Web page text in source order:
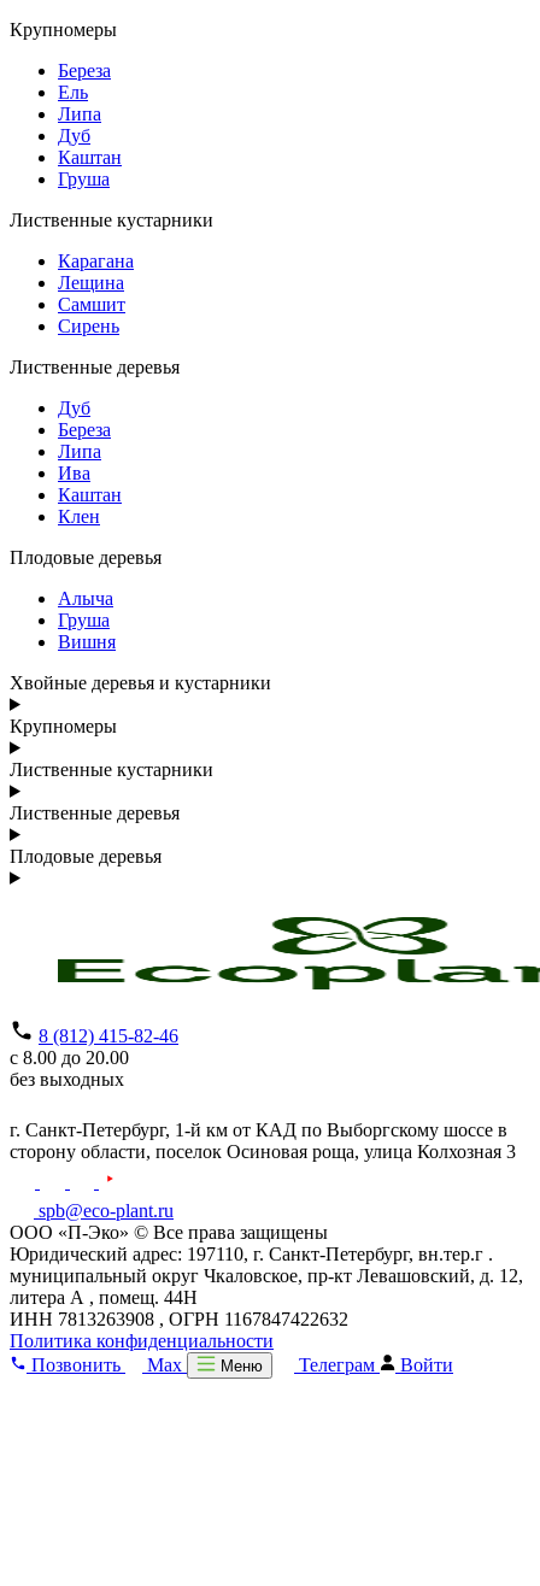
Крупномеры
Береза
Ель
Липа
Дуб
Каштан
Груша
Лиственные кустарники
Карагана
Лещина
Самшит
Сирень
Лиственные деревья
Дуб
Береза
Липа
Ива
Каштан
Клен
Плодовые деревья
Алыча
Груша
Вишня
Хвойные деревья и кустарники
Крупномеры
Лиственные кустарники
Лиственные деревья
Плодовые деревья
8 (812) 415-82-46
с 8.00 до 20.00
без выходных
г. Санкт-Петербург, 1-й км от КАД по Выборгскому шоссе в
сторону области, поселок Осиновая роща, улица Колхозная 3
spb@eco-plant.ru
ООО «П-Эко» © Все права защищены
Юридический адрес: 197110, г. Санкт-Петербург, вн.тер.г .
муниципальный округ Чкаловское, пр-кт Левашовский, д. 12,
литера А , помещ. 44Н
ИНН 7813263908 , ОГРН 1167847422632
Политика конфиденциальности
Позвонить
Max Меню Телеграм Войти